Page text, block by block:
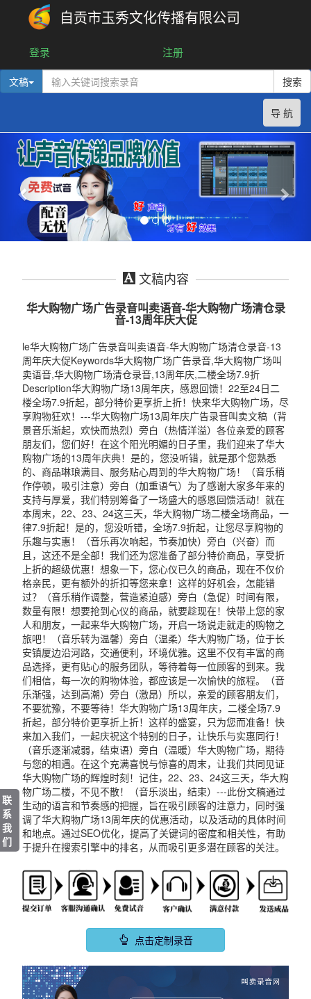
自贡市玉秀文化传播有限公司
登录 注册
文稿 搜索
导 航
文稿内容
华大购物广场广告录音叫卖语音-华大购物广场清仓录
音-13周年庆大促
le华大购物广场广告录音叫卖语音-华大购物广场清仓录音-13
周年庆大促Keywords华大购物广场广告录音,华大购物广场叫
卖语音,华大购物广场清仓录音,13周年庆,二楼全场7.9折
Description华大购物广场13周年庆，感恩回馈！22至24日二
楼全场7.9折起，部分特价更享折上折！快来华大购物广场，尽
享购物狂欢！---华大购物广场13周年庆广告录音叫卖文稿（背
景音乐渐起，欢快而热烈）旁白（热情洋溢）各位亲爱的顾客
朋友们，您们好！在这个阳光明媚的日子里，我们迎来了华大
购物广场的13周年庆典！是的，您没听错，就是那个您熟悉
的、商品琳琅满目、服务贴心周到的华大购物广场！（音乐稍
作停顿，吸引注意）旁白（加重语气）为了感谢大家多年来的
支持与厚爱，我们特别筹备了一场盛大的感恩回馈活动！就在
本周末，22、23、24这三天，华大购物广场二楼全场商品，一
律7.9折起！是的，您没听错，全场7.9折起，让您尽享购物的
乐趣与实惠！（音乐再次响起，节奏加快）旁白（兴奋）而
且，这还不是全部！我们还为您准备了部分特价商品，享受折
上折的超级优惠！想象一下，您心仪已久的商品，现在不仅价
格亲民，更有额外的折扣等您来拿！这样的好机会，怎能错
过？（音乐稍作调整，营造紧迫感）旁白（急促）时间有限，
数量有限！想要抢到心仪的商品，就要趁现在！快带上您的家
人和朋友，一起来华大购物广场，开启一场说走就走的购物之
旅吧！（音乐转为温馨）旁白（温柔）华大购物广场，位于长
安镇厦边沿河路，交通便利，环境优雅。这里不仅有丰富的商
品选择，更有贴心的服务团队，等待着每一位顾客的到来。我
们相信，每一次的购物体验，都应该是一次愉快的旅程。（音
乐渐强，达到高潮）旁白（激昂）所以，亲爱的顾客朋友们，
不要犹豫，不要等待！华大购物广场13周年庆，二楼全场7.9
折起，部分特价更享折上折！这样的盛宴，只为您而准备！快
来加入我们，一起庆祝这个特别的日子，让快乐与实惠同行！
（音乐逐渐减弱，结束语）旁白（温暖）华大购物广场，期待
与您的相遇。在这个充满喜悦与惊喜的周末，让我们共同见证
华大购物广场的辉煌时刻！记住，22、23、24这三天，华大购
物广场二楼，不见不散！（音乐淡出，结束）---此份文稿通过
生动的语言和节奏感的把握，旨在吸引顾客的注意力，同时强
调了华大购物广场13周年庆的优惠活动，以及活动的具体时间
和地点。通过SEO优化，提高了关键词的密度和相关性，有助
于提升在搜索引擎中的排名，从而吸引更多潜在顾客的关注。
点击定制录音
联
系
我
们